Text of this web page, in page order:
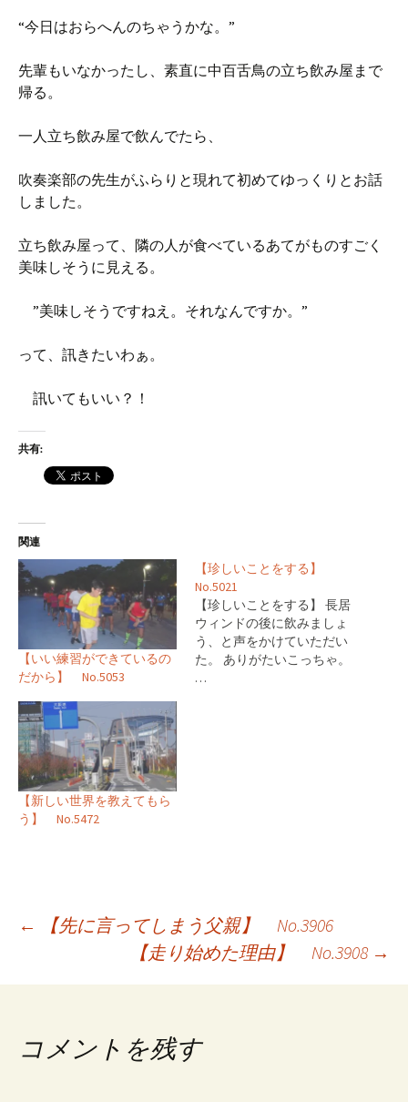
“今日はおらへんのちゃうかな。”
先輩もいなかったし、素直に中百舌鳥の立ち飲み屋まで
帰る。
一人立ち飲み屋で飲んでたら、
吹奏楽部の先生がふらりと現れて初めてゆっくりとお話
しました。
立ち飲み屋って、隣の人が食べているあてがものすごく
美味しそうに見える。
”美味しそうですねえ。それなんですか。”
って、訊きたいわぁ。
訊いてもいい？！
共有:
関連
【いい練習ができているの
だから】 No.5053
【珍しいことをする】
No.5021
【珍しいことをする】 長居
ウィンドの後に飲みましょ
う、と声をかけていただい
た。 ありがたいこっちゃ。
…
【新しい世界を教えてもら
う】 No.5472
投
ビ
←
【先に言ってしまう父親】 No.3906
【走り始めた理由】 No.3908 →
コメントを残す